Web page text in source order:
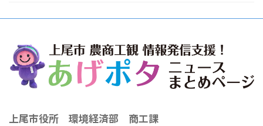
上尾市役所 環境経済部 商工課